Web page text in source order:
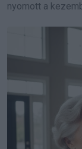
nyomott a